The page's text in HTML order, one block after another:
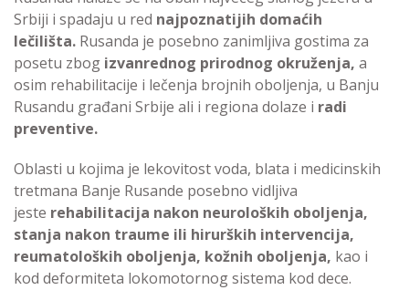
Srbiji i spadaju u red najpoznatijih domaćih
lečilišta. Rusanda je posebno zanimljiva gostima za
posetu zbog izvanrednog prirodnog okruženja, a
osim rehabilitacije i lečenja brojnih oboljenja, u Banju
Rusandu građani Srbije ali i regiona dolaze i radi
preventive.
Oblasti u kojima je lekovitost voda, blata i medicinskih
tretmana Banje Rusande posebno vidljiva
jeste rehabilitacija nakon neuroloških oboljenja,
stanja nakon traume ili hirurških intervencija,
reumatoloških oboljenja, kožnih oboljenja, kao i
kod deformiteta lokomotornog sistema kod dece.